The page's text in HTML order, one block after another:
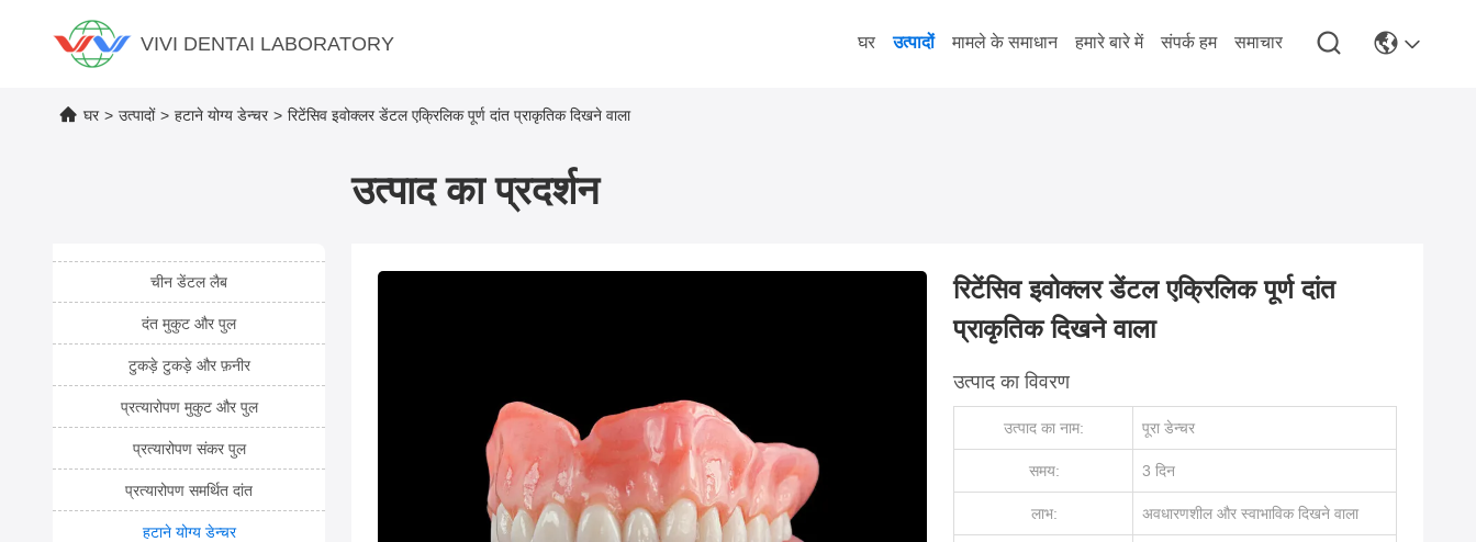
VIVI DENTAI LABORATORY घर उत्पादों मामले के समाधान हमारे बारे में संपर्क हम समाचार
घर > उत्पादों > हटाने योग्य डेन्चर > रिटेंसिव इवोक्लर डेंटल एक्रिलिक पूर्ण दांत प्राकृतिक दिखने वाला
उत्पाद का प्रदर्शन
चीन डेंटल लैब
दंत मुकुट और पुल
टुकड़े टुकड़े और फ़नीर
प्रत्यारोपण मुकुट और पुल
प्रत्यारोपण संकर पुल
प्रत्यारोपण समर्थित दांत
हटाने योग्य डेन्चर
रिटेंसिव इवोक्लर डेंटल एक्रिलिक पूर्ण दांत
प्राकृतिक दिखने वाला
उत्पाद का विवरण
उत्पाद का नाम: पूरा डेन्चर
समय: 3 दिन
लाभ: अवधारणशील और स्वाभाविक दिखने वाला